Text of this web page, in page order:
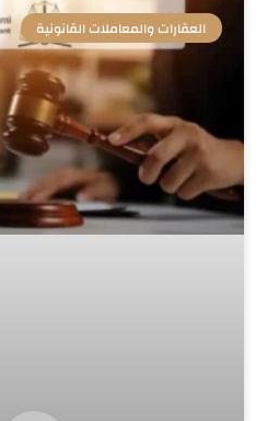
العقارات والمعاملات القانونية